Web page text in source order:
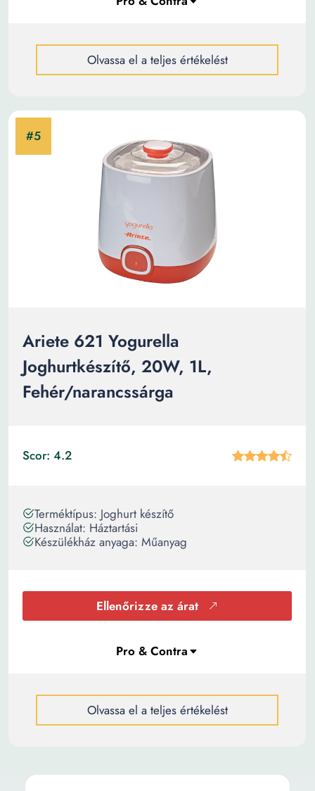
Olvassa el a teljes értékelést
Ariete 621 Yogurella
Joghurtkészítő, 20W, 1L,
Fehér/narancssárga
Scor: 4.2
Terméktípus: Joghurt készítő
Használat: Háztartási
Készülékház anyaga: Műanyag
Ellenőrizze az árat
Olvassa el a teljes értékelést